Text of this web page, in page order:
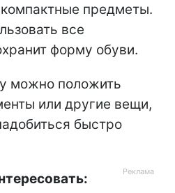
предметы.
все
форму обуви.
можно положить
или другие вещи,
быстро